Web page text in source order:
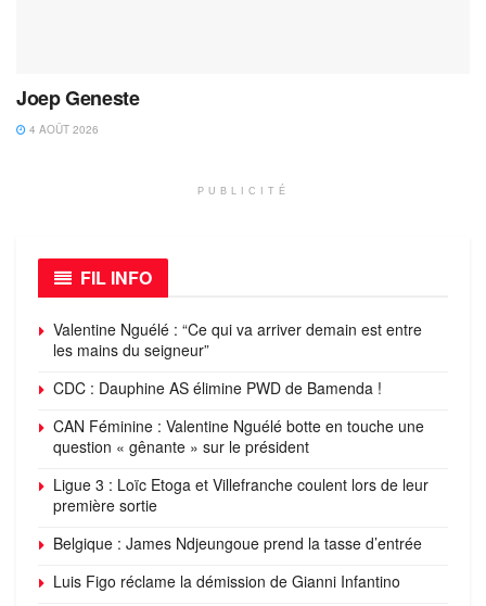
Joep Geneste
4 AOÛT 2026
PUBLICITÉ
FIL INFO
Valentine Nguélé : “Ce qui va arriver demain est entre
les mains du seigneur”
CDC : Dauphine AS élimine PWD de Bamenda !
CAN Féminine : Valentine Nguélé botte en touche une
question « gênante » sur le président
Ligue 3 : Loïc Etoga et Villefranche coulent lors de leur
première sortie
Belgique : James Ndjeungoue prend la tasse d’entrée
Luis Figo réclame la démission de Gianni Infantino